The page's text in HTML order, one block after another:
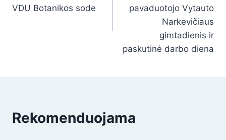
VDU Botanikos sode
pavaduotojo Vytauto
Narkevičiaus
gimtadienis ir
paskutinė darbo diena
Rekomenduojama